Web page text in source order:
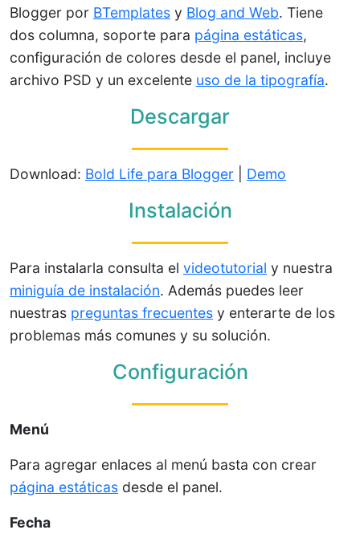
Blogger por BTemplates y Blog and Web. Tiene
dos columna, soporte para página estáticas,
configuración de colores desde el panel, incluye
archivo PSD y un excelente uso de la tipografía.
Descargar
Download: Bold Life para Blogger Demo
Instalación
Para instalarla consulta el videotutorial y nuestra
miniguía de instalación. Además puedes leer
nuestras preguntas frecuentes y enterarte de los
problemas más comunes y su solución.
Configuración
Menú
Para agregar enlaces al menú basta con crear
página estáticas desde el panel.
Fecha